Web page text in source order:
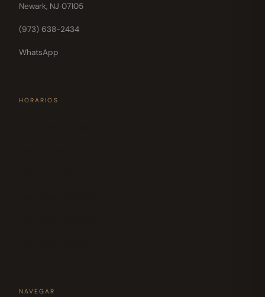
Newark, NJ 07105
(973) 638-2434
WhatsApp
HORARIOS
NAVEGAR